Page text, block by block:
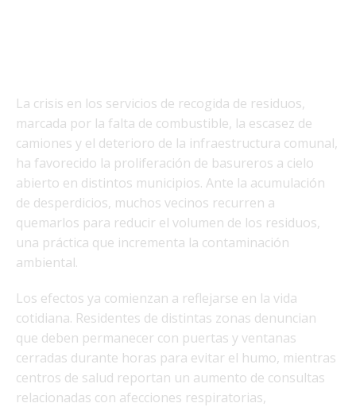
La crisis en los servicios de recogida de residuos,
marcada por la falta de combustible, la escasez de
camiones y el deterioro de la infraestructura comunal,
ha favorecido la proliferación de basureros a cielo
abierto en distintos municipios. Ante la acumulación
de desperdicios, muchos vecinos recurren a
quemarlos para reducir el volumen de los residuos,
una práctica que incrementa la contaminación
ambiental.
Los efectos ya comienzan a reflejarse en la vida
cotidiana. Residentes de distintas zonas denuncian
que deben permanecer con puertas y ventanas
cerradas durante horas para evitar el humo, mientras
centros de salud reportan un aumento de consultas
relacionadas con afecciones respiratorias,